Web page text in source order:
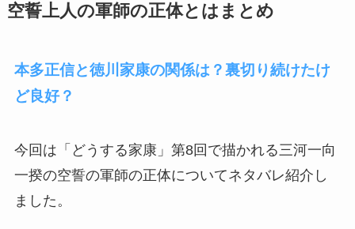
空誓上人の軍師の正体とはまとめ
本多正信と徳川家康の関係は？裏切り続けたけ
ど良好？
今回は「どうする家康」第8回で描かれる三河一向
一揆の空誓の軍師の正体についてネタバレ紹介し
ました。